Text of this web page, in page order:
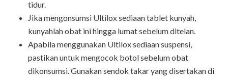
tidur.
Jika mengonsumsi Ultilox sediaan tablet kunyah,
kunyahlah obat ini hingga lumat sebelum ditelan.
Apabila menggunakan Ultilox sediaan suspensi,
pastikan untuk mengocok botol sebelum obat
dikonsumsi. Gunakan sendok takar yang disertakan di